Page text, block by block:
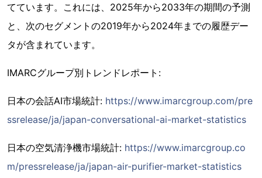
てています。これには、2025年から2033年の期間の予測
と、次のセグメントの2019年から2024年までの履歴デー
タが含まれています。
IMARCグループ別トレンドレポート:
日本の会話AI市場統計: https://www.imarcgroup.com/pre
ssrelease/ja/japan-conversational-ai-market-statistics
日本の空気清浄機市場統計: https://www.imarcgroup.co
m/pressrelease/ja/japan-air-purifier-market-statistics